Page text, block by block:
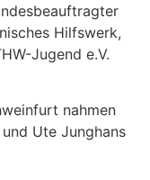
Hilfswerk,
Jugend e.V.
nahmen
Ute Junghans